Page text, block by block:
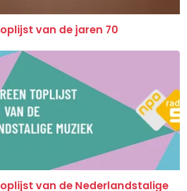
van de jaren 70
van de Nederlandstalige